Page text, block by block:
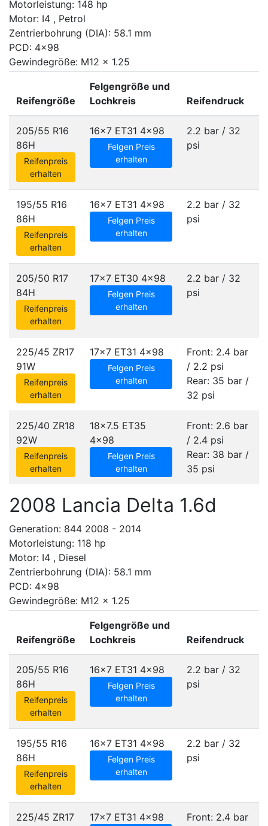
Motorleistung: 148 hp
Motor: I4 , Petrol
Zentrierbohrung (DIA): 58.1 mm
PCD: 4x98
Gewindegröße: M12 x 1.25
Reifengröße
Felgengröße und
Lochkreis
Reifendruck
205/55 R16
86H
Reifenpreis
erhalten
16x7 ET31 4x98
Felgen Preis
erhalten
2.2 bar / 32
psi
195/55 R16
86H
Reifenpreis
erhalten
16x7 ET31 4x98
Felgen Preis
erhalten
2.2 bar / 32
psi
205/50 R17
84H
Reifenpreis
erhalten
17x7 ET30 4x98
Felgen Preis
erhalten
2.2 bar / 32
psi
225/45 ZR17
91W
Reifenpreis
erhalten
17x7 ET31 4x98
Felgen Preis
erhalten
Front: 2.4 bar
/ 2.2 psi
Rear: 35 bar /
32 psi
225/40 ZR18
92W
Reifenpreis
erhalten
18x7.5 ET35
4x98
Felgen Preis
erhalten
Front: 2.6 bar
/ 2.4 psi
Rear: 38 bar /
35 psi
2008 Lancia Delta 1.6d
Generation: 844 2008 - 2014
Motorleistung: 118 hp
Motor: I4 , Diesel
Zentrierbohrung (DIA): 58.1 mm
PCD: 4x98
Gewindegröße: M12 x 1.25
Reifengröße
Felgengröße und
Lochkreis
Reifendruck
205/55 R16
86H
Reifenpreis
erhalten
16x7 ET31 4x98
Felgen Preis
erhalten
2.2 bar / 32
psi
195/55 R16
86H
Reifenpreis
erhalten
16x7 ET31 4x98
Felgen Preis
erhalten
2.2 bar / 32
psi
225/45 ZR17
17x7 ET31 4x98
Front: 2.4 bar